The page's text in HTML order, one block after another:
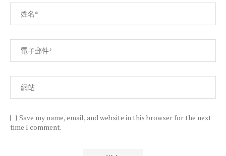
Save my name, email, and website in this browser for the next
time I comment.